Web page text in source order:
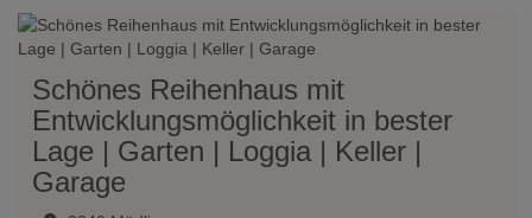
Schönes Reihenhaus mit
Entwicklungsmöglichkeit in bester
Lage | Garten | Loggia | Keller |
Garage